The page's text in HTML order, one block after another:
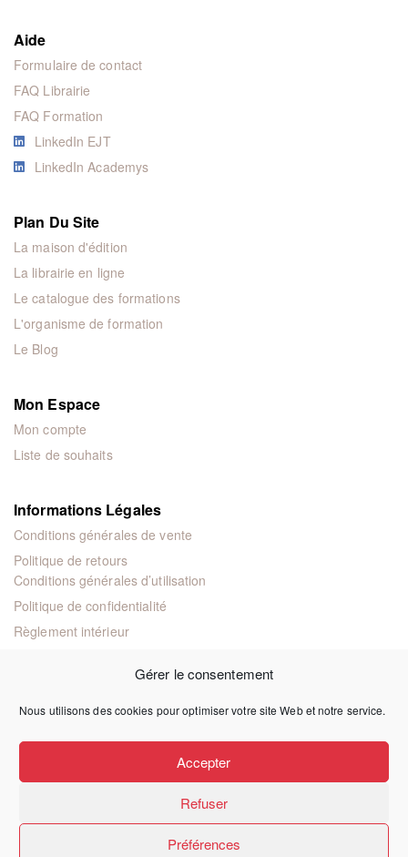
Gérer le consentement
Nous utilisons des cookies pour optimiser votre site Web et notre service.
Accepter
Refuser
Préférences
Aide
Formulaire de contact
FAQ Librairie
FAQ Formation
LinkedIn EJT
LinkedIn Academys
Plan Du Site
La maison d'édition
La librairie en ligne
Le catalogue des formations
L'organisme de formation
Le Blog
Mon Espace
Mon compte
Liste de souhaits
Informations Légales
Conditions générales de vente
Politique de retours
Conditions générales d’utilisation
Politique de confidentialité
Règlement intérieur
© 2024 Éditions juridiques et techniques